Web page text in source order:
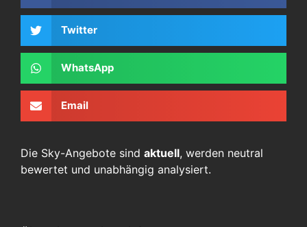
Twitter
WhatsApp
Email
Die Sky-Angebote sind aktuell, werden neutral
bewertet und unabhängig analysiert.